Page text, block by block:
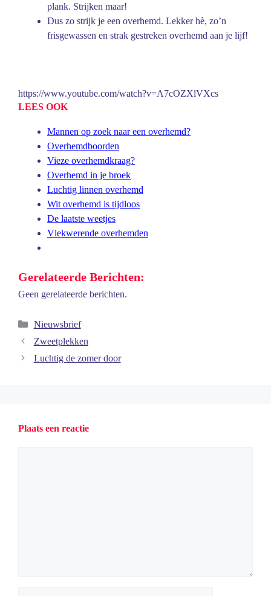
plank. Strijken maar!
Dus zo strijk je een overhemd. Lekker hè, zo’n
frisgewassen en strak gestreken overhemd aan je lijf!
https://www.youtube.com/watch?v=A7cOZXlVXcs
LEES OOK
Mannen op zoek naar een overhemd?
Overhemdboorden
Vieze overhemdkraag?
Overhemd in je broek
Luchtig linnen overhemd
Wit overhemd is tijdloos
De laatste weetjes
Vlekwerende overhemden
Gerelateerde Berichten:
Geen gerelateerde berichten.
Categorieën
Nieuwsbrief
Zweetplekken
Luchtig de zomer door
Plaats een reactie